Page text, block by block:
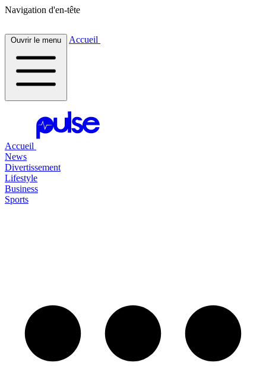
Navigation d'en-tête
Ouvrir le menu Accueil
Accueil
News
Divertissement
Lifestyle
Business
Sports